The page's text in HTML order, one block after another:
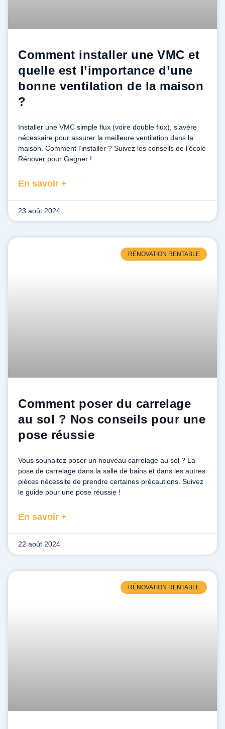
Comment installer une VMC et
quelle est l’importance d’une
bonne ventilation de la maison
?
Installer une VMC simple flux (voire double flux), s’avère
nécessaire pour assurer la meilleure ventilation dans la
maison. Comment l’installer ? Suivez les conseils de l’école
Rénover pour Gagner !
En savoir +
23 août 2024
RÉNOVATION RENTABLE
Comment poser du carrelage
au sol ? Nos conseils pour une
pose réussie
Vous souhaitez poser un nouveau carrelage au sol ? La
pose de carrelage dans la salle de bains et dans les autres
pièces nécessite de prendre certaines précautions. Suivez
le guide pour une pose réussie !
En savoir +
22 août 2024
RÉNOVATION RENTABLE